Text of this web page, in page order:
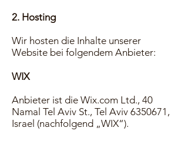
2. Hosting
Wir hosten die Inhalte unserer
Website bei folgendem Anbieter:
WIX
Anbieter ist die Wix.com Ltd., 40
Namal Tel Aviv St., Tel Aviv 6350671 ,
Israel (nachfolgend „WIX“).